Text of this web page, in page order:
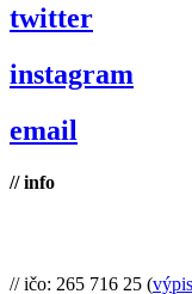
twitter
instagram
email
// info
// ičo: 265 716 25 (